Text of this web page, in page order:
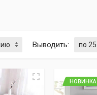
Выводить:
НОВИНКА